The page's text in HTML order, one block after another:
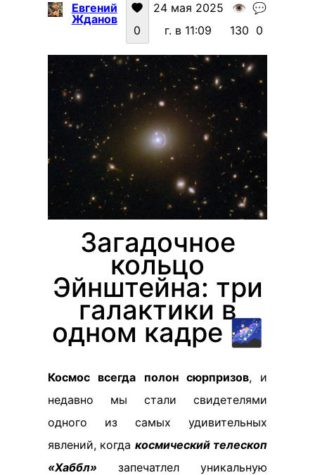
Евгений
Жданов
0
24 мая 2025
г. в 11:09
👁️
130
💬
0
Загадочное
кольцо
Эйнштейна: три
галактики в
одном кадре 🌌
Космос всегда полон сюрпризов, и
недавно мы стали свидетелями
одного из самых удивительных
явлений, когда космический телескоп
«Хаббл» запечатлел уникальную